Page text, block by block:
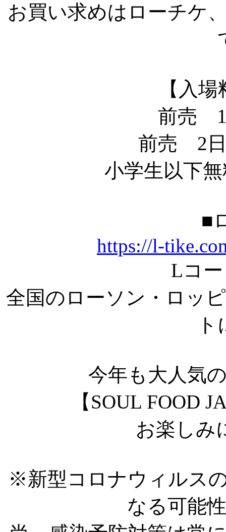
お買い求めはローチケ
【入
前売 1
前売 2日
小学生以下
■
https://l-
Lコー
全国のローソン・ロッ
今年も大人気
【SOUL FOOD
お楽しみ
※新型コロナウィルス
なる可能